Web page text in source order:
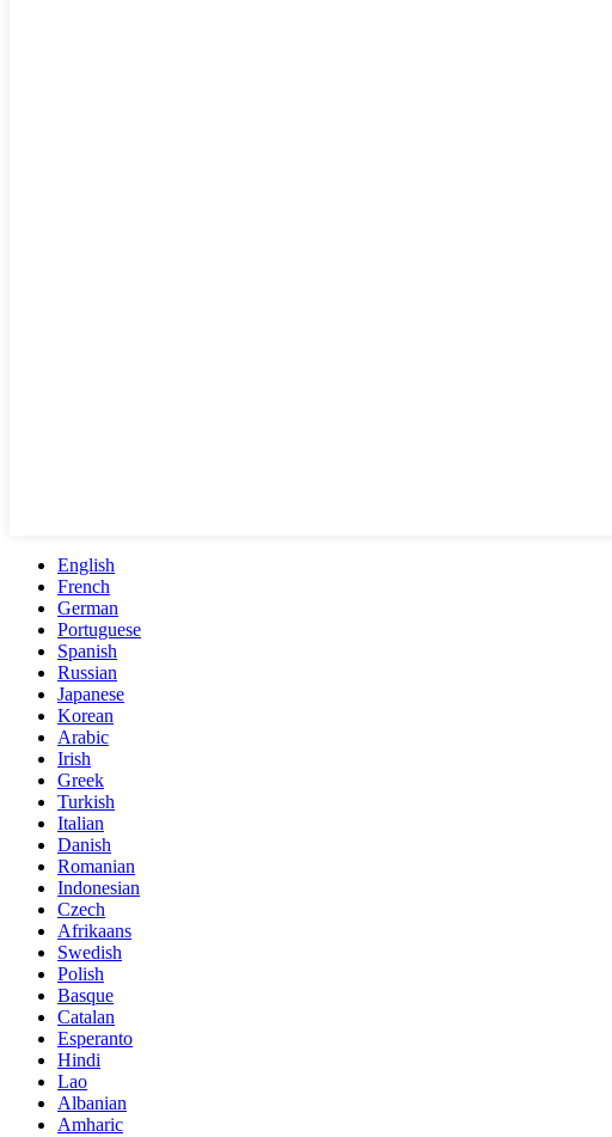
English
French
German
Portuguese
Spanish
Russian
Japanese
Korean
Arabic
Irish
Greek
Turkish
Italian
Danish
Romanian
Indonesian
Czech
Afrikaans
Swedish
Polish
Basque
Catalan
Esperanto
Hindi
Lao
Albanian
Amharic